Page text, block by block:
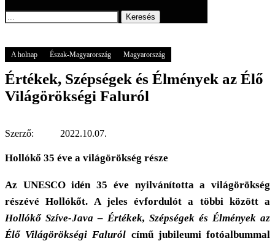
Keresés
A holnap Észak-Magyarország Magyarország
Értékek, Szépségek és Élmények az Élő
Világörökségi Faluról
Szerző: 2022.10.07.
Hollókő 35 éve a világörökség része
Az UNESCO idén 35 éve nyilvánította a világörökség
részévé Hollókőt. A jeles évfordulót a többi között a
Hollókő Szíve-Java – Értékek, Szépségek és Élmények az
Élő Világörökségi Faluról című jubileumi fotóalbummal